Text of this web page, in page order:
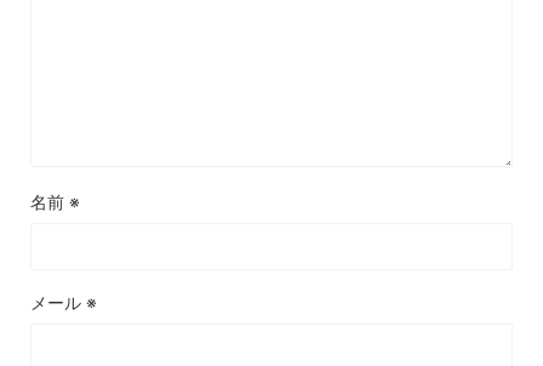
名前 ※
メール ※